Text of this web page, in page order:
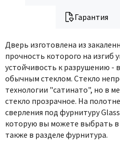
Ofram
Optima Porte
Oro - Oro
Philips
Porta Di Parma
Porte Vista
Гарантия
Дверь изготовлена из
прочность которого на изгиб
устойчивость к разрушению -
обычным стеклом. Стекло
технологии "сатинато", но в
стекло прозрачное. На
сверления под фурнитуру
которую вы можете выбрать
также в разделе фурнитура.